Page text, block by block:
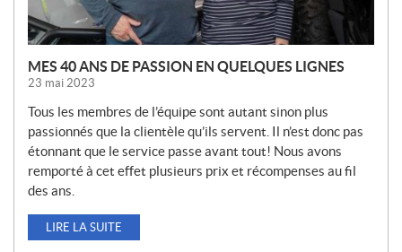
MES 40 ANS DE PASSION EN QUELQUES LIGNES
23 mai 2023
Tous les membres de l’équipe sont autant sinon plus
passionnés que la clientèle qu’ils servent. Il n’est donc pas
étonnant que le service passe avant tout! Nous avons
remporté à cet effet plusieurs prix et récompenses au fil
des ans.
LIRE LA SUITE